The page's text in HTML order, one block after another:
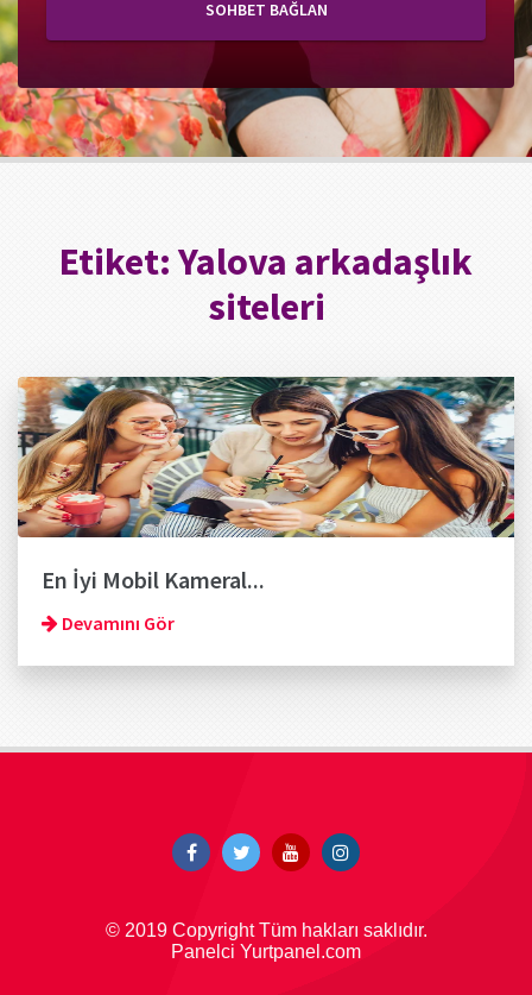
SOHBET BAĞLAN
Etiket:Yalova arkadaşlık
siteleri
En İyi Mobil Kameral...
Devamını Gör
© 2019 Copyright Tüm hakları saklıdır.
Panelci Yurtpanel.com